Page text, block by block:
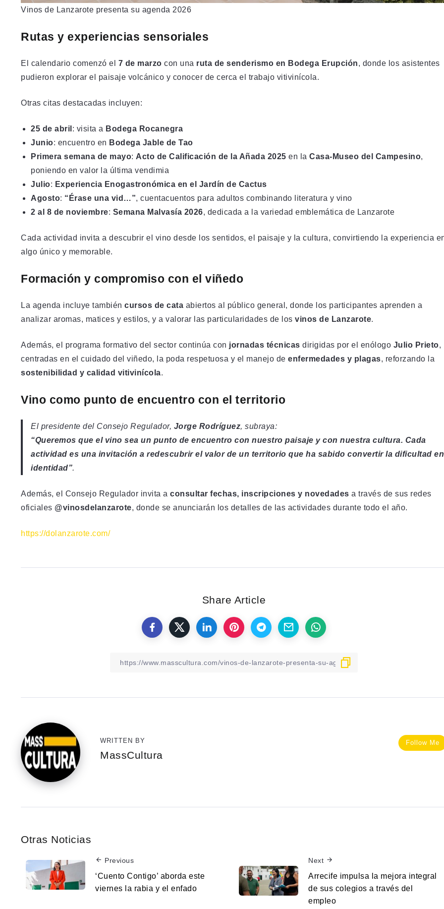
Vinos de Lanzarote presenta su agenda 2026
Rutas y experiencias sensoriales
El calendario comenzó el 7 de marzo con una ruta de senderismo en Bodega Erupción, donde los asistentes
pudieron explorar el paisaje volcánico y conocer de cerca el trabajo vitivinícola.
Otras citas destacadas incluyen:
25 de abril : visita a Bodega Rocanegra
Junio: encuentro en Bodega Jable de Tao
Primera semana de mayo: Acto de Calificación de la Añada 2025 en la Casa-Museo del Campesino,
poniendo en valor la última vendimia
Julio: Experiencia Enogastronómica en el Jardín de Cactus
Agosto: “Érase una vid…”, cuentacuentos para adultos combinando literatura y vino
2 al 8 de noviembre: Semana Malvasía 2026, dedicada a la variedad emblemática de Lanzarote
Cada actividad invita a descubrir el vino desde los sentidos, el paisaje y la cultura, convirtiendo la experiencia
algo único y memorable.
Formación y compromiso con el viñedo
La agenda incluye también cursos de cata abiertos al público general, donde los participantes aprenden a
analizar aromas, matices y estilos, y a valorar las particularidades de los vinos de Lanzarote.
Además, el programa formativo del sector continúa con jornadas técnicas dirigidas por el enólogo Julio Prieto,
centradas en el cuidado del viñedo, la poda respetuosa y el manejo de enfermedades y plagas, reforzando la
sostenibilidad y calidad vitivinícola.
Vino como punto de encuentro con el territorio
El presidente del Consejo Regulador, Jorge Rodríguez, subraya:
“Queremos que el vino sea un punto de encuentro con nuestro paisaje y con nuestra cultura. Cada
actividad es una invitación a redescubrir el valor de un territorio que ha sabido convertir la dificultad en
identidad”.
Además, el Consejo Regulador invita a consultar fechas, inscripciones y novedades a través de sus redes
oficiales @vinosdelanzarote, donde se anunciarán los detalles de las actividades durante todo el año.
https://dolanzarote.com/
Share Article
Follow Me
WRITTEN BY
MassCultura
Otras Noticias
Previous
‘Cuento Contigo’ aborda este
viernes la rabia y el enfado
Next
Arrecife impulsa la mejora integral
de sus colegios a través del
empleo